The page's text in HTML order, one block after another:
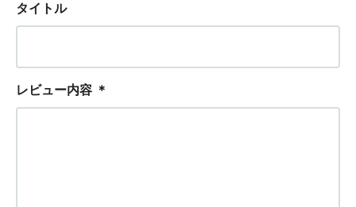
タイトル
レビュー内容 ＊